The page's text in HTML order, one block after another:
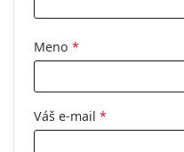
Meno *
Váš e-mail *